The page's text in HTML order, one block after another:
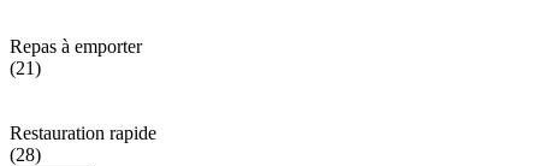
Repas à emporter
(21)
Restauration rapide
(28)